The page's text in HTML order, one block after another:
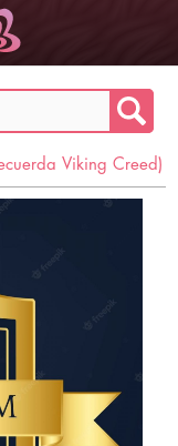
Viking Creed)